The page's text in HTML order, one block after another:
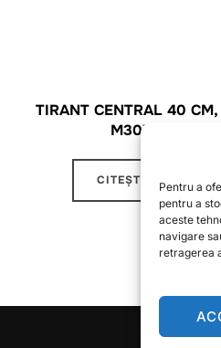
Pentru a
pentru a
aceste
navigare
retragerea
TIRANT CENTRAL 40 CM,
M30X3.5MM
CITEȘTE MAI MULT